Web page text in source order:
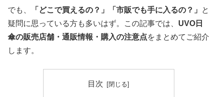
でも、 「どこで買えるの？」「市販でも手に入るの？」
と
疑問に思っている方も多いはず。この記事では、 UVO日
傘の販売店舗・通販情報・購入の注意点をまとめてご紹介
します。
目次